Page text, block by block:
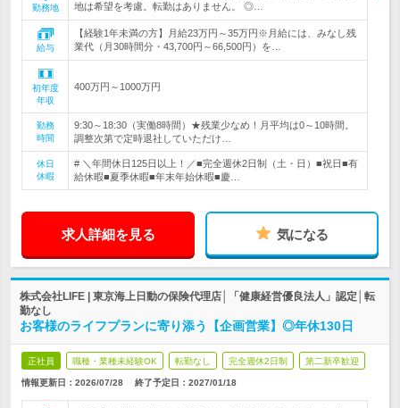
勤務地
地は希望を考慮。転勤はありません。 ◎…
給与
【経験1年未満の方】月給23万円～35万円※月給には、みなし残
業代（月30時間分・43,700円～66,500円）を…
初年度
年収
400万円～1000万円
勤務
時間
9:30～18:30（実働8時間）★残業少なめ！月平均は0～10時間。
調整次第で定時退社していただけ…
休日
休暇
# ＼年間休日125日以上！／■完全週休2日制（土・日）■祝日■有
給休暇■夏季休暇■年末年始休暇■慶…
求人詳細を見る 気になる
株式会社LIFE | 東京海上日動の保険代理店│「健康経営優良法人」認定│転
勤なし
お客様のライフプランに寄り添う【企画営業】◎年休130日
正社員 職種・業種未経験OK 転勤なし 完全週休2日制 第二新卒歓迎
情報更新日：2026/07/28 終了予定日： 2027/01/18